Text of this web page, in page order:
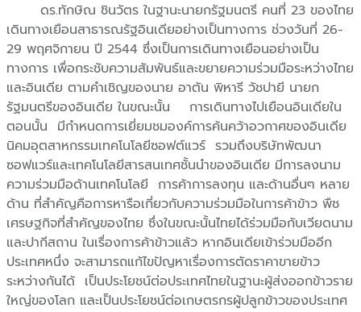
ดร.ทักษิณ ชินวัตร ในฐานะนายกรัฐมนตรี คนที่ 23 ของไทย
เดินทางเยือนสาธารณรัฐอินเดียอย่างเป็นทางการ ช่วงวันที่ 26-
29 พฤศจิกายน ปี 2544 ซึ่งเป็นการเดินทางเยือนอย่างเป็น
ทางการ เพื่อกระชับความสัมพันธ์และขยายความร่วมมือระหว่างไทย
และอินเดีย ตามคำเชิญของนาย อาตัน พิหารี วัชปายี นายก
รัฐมนตรีของอินเดีย ในขณะนั้น
การเดินทางไปเยือนอินเดียใน
ตอนนั้น มีกำหนดการเยี่ยมชมองค์การค้นคว้าอวกาศของอินเดีย
นิคมอุตสาหกรรมเทคโนโลยีซอฟต์แวร์ รวมถึงบริษัทพัฒนา
ซอฟแวร์และเทคโนโลยีสารสนเทศชั้นนำของอินเดีย มีการลงนาม
ความร่วมมือด้านเทคโนโลยี การค้าการลงทุน และด้านอื่นๆ หลาย
ด้าน ที่สำคัญคือการหารือเกี่ยวกับความร่วมมือในการค้าข้าว พืช
เศรษฐกิจที่สำคัญของไทย ซึ่งในขณะนั้นไทยได้ร่วมมือกับเวียดนาม
และปากีสถาน ในเรื่องการค้าข้าวแล้ว หากอินเดียเข้าร่วมมืออีก
ประเทศหนึ่ง จะสามารถแก้ไขปัญหาเรื่องการตัดราคาขายข้าว
ระหว่างกันได้ เป็นประโยชน์ต่อประเทศไทยในฐานะผู้ส่งออกข้าวราย
ใหญ่ของโลก และเป็นประโยชน์ต่อเกษตรกรผู้ปลูกข้าวของประเทศ